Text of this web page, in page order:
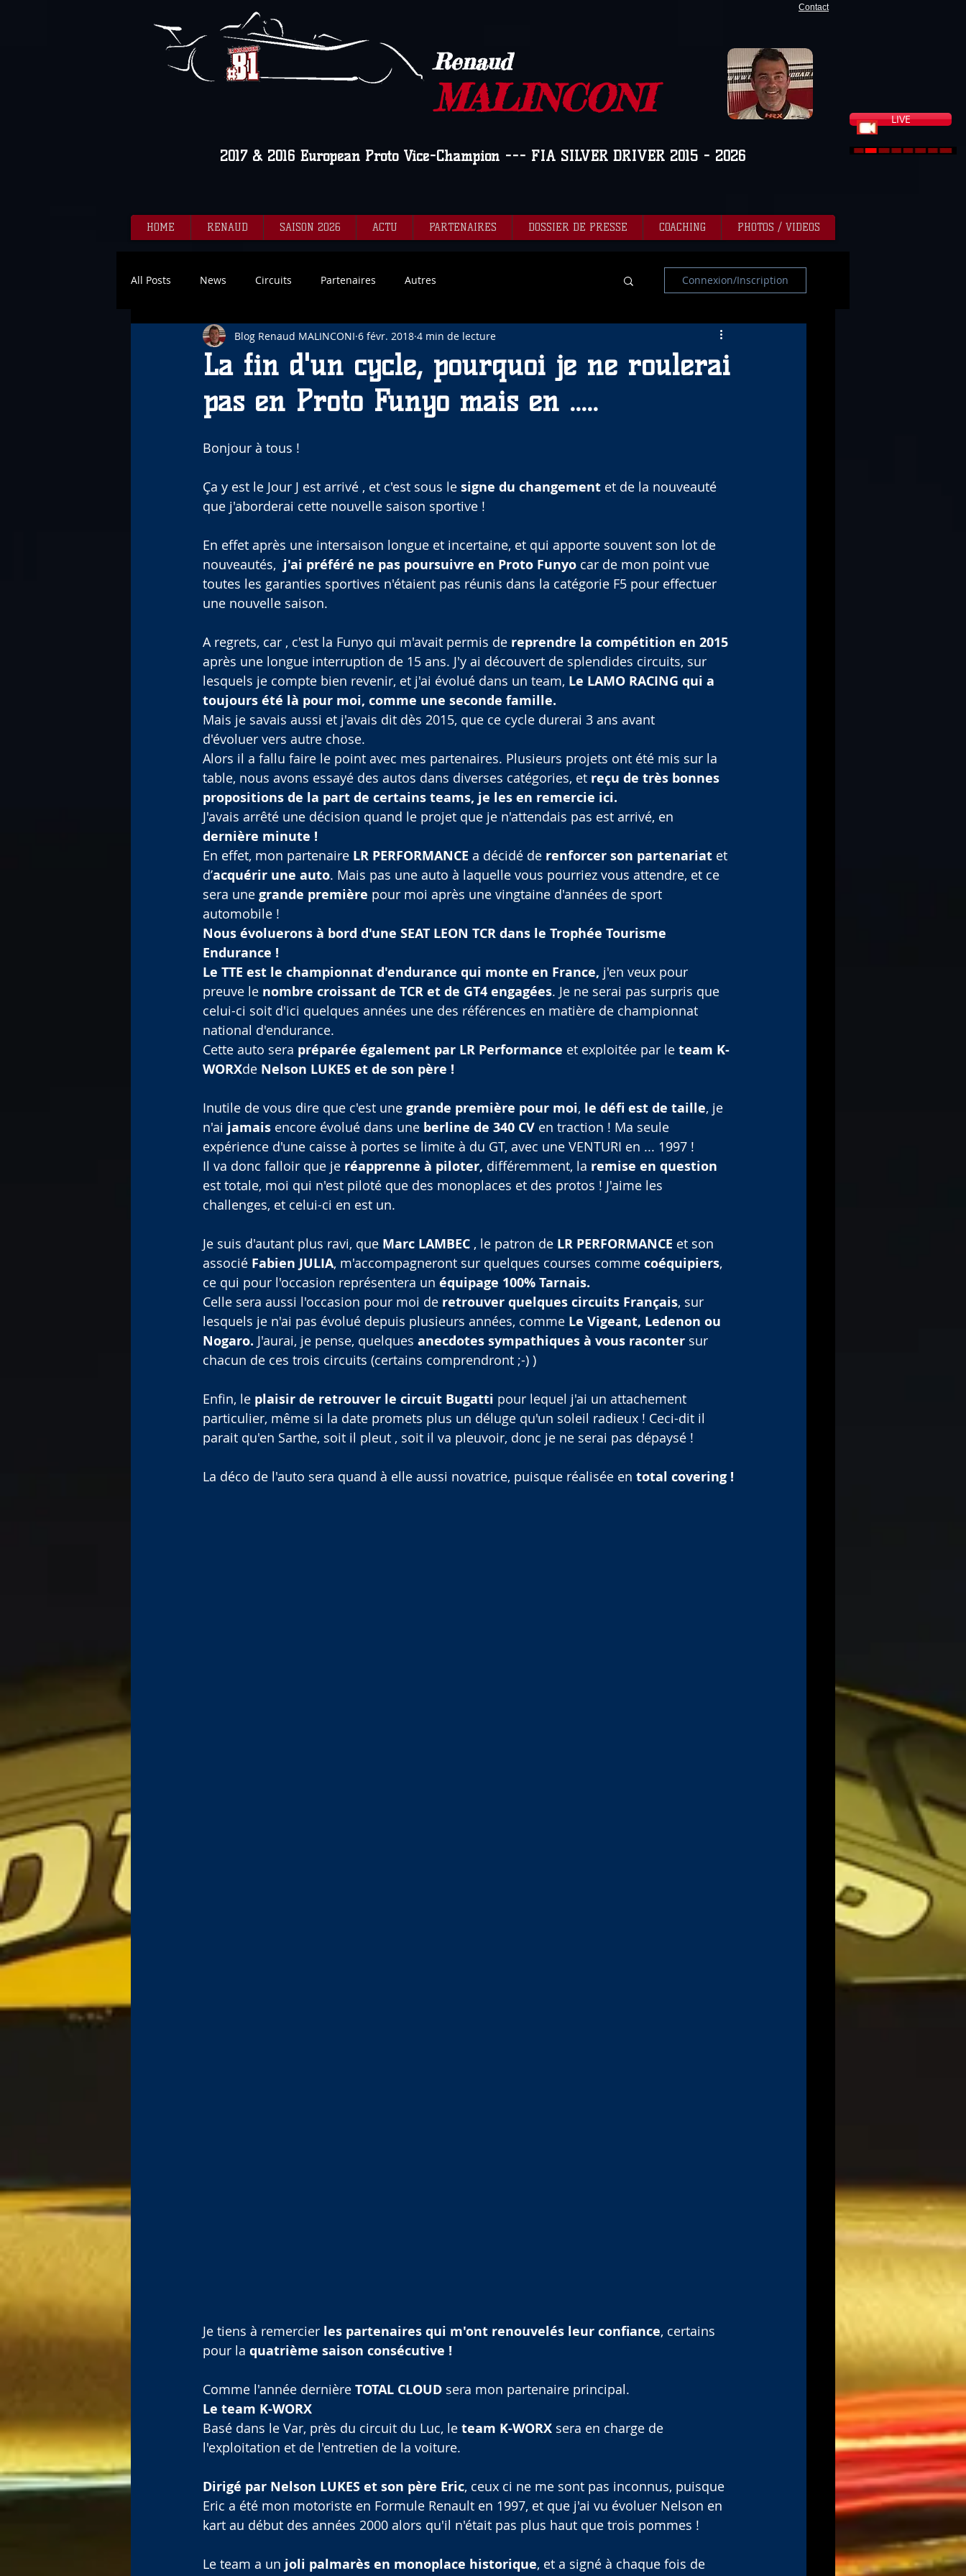
LIVE
Renaud
MALINCONI
Contact
2017 & 2016 European Proto Vice-Champion --- FIA SILVER DRIVER 2015 - 2026
HOME RENAUD SAISON 2026 ACTU PARTENAIRES DOSSIER DE PRESSE COACHING PHOTOS / VIDEOS
All Posts News Circuits Partenaires Autres Connexion/Inscription
La fin d'un cycle, pourquoi je ne roulerai
pas en Proto Funyo mais en .....
Blog Renaud MALINCONI 6 févr. 2018 4 min de lecture
Bonjour à tous !
Ça y est le Jour J est arrivé , et c'est sous le signe du changement et de la nouveauté
que j'aborderai cette nouvelle saison sportive !
En effet après une intersaison longue et incertaine, et qui apporte souvent son lot de
nouveautés, j'ai préféré ne pas poursuivre en Proto Funyo car de mon point vue
toutes les garanties sportives n'étaient pas réunis dans la catégorie F5 pour effectuer
une nouvelle saison.
A regrets, car , c'est la Funyo qui m'avait permis de reprendre la compétition en 2015
après une longue interruption de 15 ans. J'y ai découvert de splendides circuits, sur
lesquels je compte bien revenir, et j'ai évolué dans un team, Le LAMO RACING qui a
toujours été là pour moi, comme une seconde famille.
Mais je savais aussi et j'avais dit dès 2015, que ce cycle durerai 3 ans avant
d'évoluer vers autre chose.
Alors il a fallu faire le point avec mes partenaires. Plusieurs projets ont été mis sur la
table, nous avons essayé des autos dans diverses catégories, et reçu de très bonnes
propositions de la part de certains teams, je les en remercie ici.
J'avais arrêté une décision quand le projet que je n'attendais pas est arrivé, en
dernière minute !
En effet, mon partenaire LR PERFORMANCE a décidé de renforcer son partenariat et
d’acquérir une auto. Mais pas une auto à laquelle vous pourriez vous attendre, et ce
sera une grande première pour moi après une vingtaine d'années de sport
automobile !
Nous évoluerons à bord d'une SEAT LEON TCR dans le Trophée Tourisme
Endurance !
Le TTE est le championnat d'endurance qui monte en France, j'en veux pour
preuve le nombre croissant de TCR et de GT4 engagées. Je ne serai pas surpris que
celui-ci soit d'ici quelques années une des références en matière de championnat
national d'endurance.
Cette auto sera préparée également par LR Performance et exploitée par le team K-
WORXde Nelson LUKES et de son père !
Inutile de vous dire que c'est une grande première pour moi, le défi est de taille, je
n'ai jamais encore évolué dans une berline de 340 CV en traction ! Ma seule
expérience d'une caisse à portes se limite à du GT, avec une VENTURI en ... 1997 !
Il va donc falloir que je réapprenne à piloter, différemment, la remise en question
est totale, moi qui n'est piloté que des monoplaces et des protos ! J'aime les
challenges, et celui-ci en est un.
Je suis d'autant plus ravi, que Marc LAMBEC , le patron de LR PERFORMANCE et son
associé Fabien JULIA, m'accompagneront sur quelques courses comme coéquipiers,
ce qui pour l'occasion représentera un équipage 100% Tarnais.
Celle sera aussi l'occasion pour moi de retrouver quelques circuits Français, sur
lesquels je n'ai pas évolué depuis plusieurs années, comme Le Vigeant, Ledenon ou
Nogaro. J'aurai, je pense, quelques anecdotes sympathiques à vous raconter sur
chacun de ces trois circuits (certains comprendront ;-) )
Enfin, le plaisir de retrouver le circuit Bugatti pour lequel j'ai un attachement
particulier, même si la date promets plus un déluge qu'un soleil radieux ! Ceci-dit il
parait qu'en Sarthe, soit il pleut , soit il va pleuvoir, donc je ne serai pas dépaysé !
La déco de l'auto sera quand à elle aussi novatrice, puisque réalisée en total covering !
Je tiens à remercier les partenaires qui m'ont renouvelés leur confiance, certains
pour la quatrième saison consécutive !
Comme l'année dernière TOTAL CLOUD sera mon partenaire principal.
Le team K-WORX
Basé dans le Var, près du circuit du Luc, le team K-WORX sera en charge de
l'exploitation et de l'entretien de la voiture.
Dirigé par Nelson LUKES et son père Eric, ceux ci ne me sont pas inconnus, puisque
Eric a été mon motoriste en Formule Renault en 1997, et que j'ai vu évoluer Nelson en
kart au début des années 2000 alors qu'il n'était pas plus haut que trois pommes !
Le team a un joli palmarès en monoplace historique, et a signé à chaque fois de